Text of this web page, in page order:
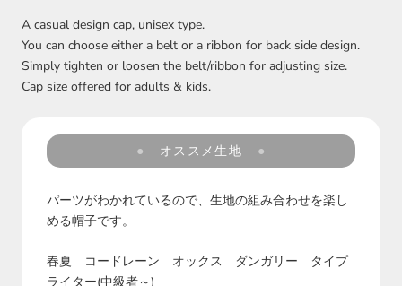
A casual design cap, unisex type.
You can choose either a belt or a ribbon for back side design.
Simply tighten or loosen the belt/ribbon for adjusting size.
Cap size offered for adults & kids.
オススメ生地
パーツがわかれているので、生地の組み合わせを楽し
める帽子です。
春夏 コードレーン オックス ダンガリー タイプ
ライター(中級者～)